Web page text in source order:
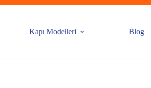
Kapı Modelleri Blog